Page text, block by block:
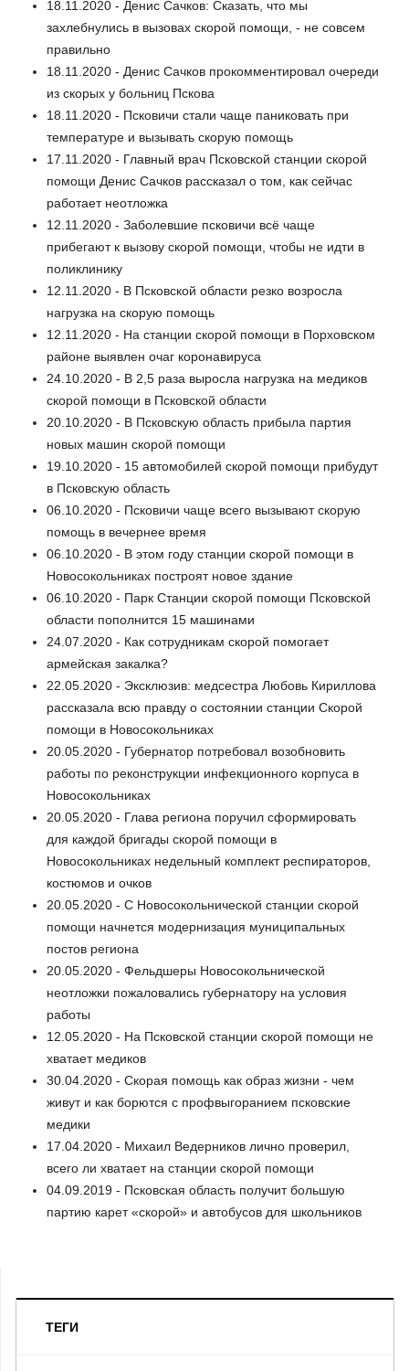
18.11.2020 - Денис Сачков: Сказать, что мы
захлебнулись в вызовах скорой помощи, - не совсем
правильно
18.11.2020 - Денис Сачков прокомментировал очереди
из скорых у больниц Пскова
18.11.2020 - Псковичи стали чаще паниковать при
температуре и вызывать скорую помощь
17.11.2020 - Главный врач Псковской станции скорой
помощи Денис Сачков рассказал о том, как сейчас
работает неотложка
12.11.2020 - Заболевшие псковичи всё чаще
прибегают к вызову скорой помощи, чтобы не идти в
поликлинику
12.11.2020 - В Псковской области резко возросла
нагрузка на скорую помощь
12.11.2020 - На станции скорой помощи в Порховском
районе выявлен очаг коронавируса
24.10.2020 - В 2,5 раза выросла нагрузка на медиков
скорой помощи в Псковской области
20.10.2020 - В Псковскую область прибыла партия
новых машин скорой помощи
19.10.2020 - 15 автомобилей скорой помощи прибудут
в Псковскую область
06.10.2020 - Псковичи чаще всего вызывают скорую
помощь в вечернее время
06.10.2020 - В этом году станции скорой помощи в
Новосокольниках построят новое здание
06.10.2020 - Парк Станции скорой помощи Псковской
области пополнится 15 машинами
24.07.2020 - Как сотрудникам скорой помогает
армейская закалка?
22.05.2020 - Эксклюзив: медсестра Любовь Кириллова
рассказала всю правду о состоянии станции Скорой
помощи в Новосокольниках
20.05.2020 - Губернатор потребовал возобновить
работы по реконструкции инфекционного корпуса в
Новосокольниках
20.05.2020 - Глава региона поручил сформировать
для каждой бригады скорой помощи в
Новосокольниках недельный комплект респираторов,
костюмов и очков
20.05.2020 - С Новосокольнической станции скорой
помощи начнется модернизация муниципальных
постов региона
20.05.2020 - Фельдшеры Новосокольнической
неотложки пожаловались губернатору на условия
работы
12.05.2020 - На Псковской станции скорой помощи не
хватает медиков
30.04.2020 - Скорая помощь как образ жизни - чем
живут и как борются с профвыгоранием псковские
медики
17.04.2020 - Михаил Ведерников лично проверил,
всего ли хватает на станции скорой помощи
04.09.2019 - Псковская область получит большую
партию карет «скорой» и автобусов для школьников
ТЕГИ